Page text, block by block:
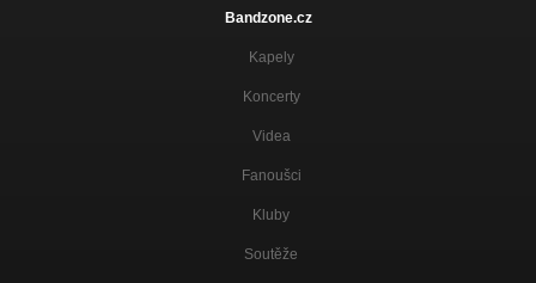
Bandzone.cz
Kapely
Koncerty
Videa
Fanoušci
Kluby
Soutěže